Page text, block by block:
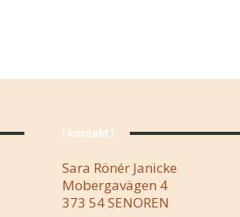
| kontakt |
Sara Rönér Janicke
Mobergavägen 4
373 54 SENOREN